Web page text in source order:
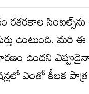
రకరకాల
ఉంటుంది. మరి ఈ
ఉందని
ఎంతో కీలక